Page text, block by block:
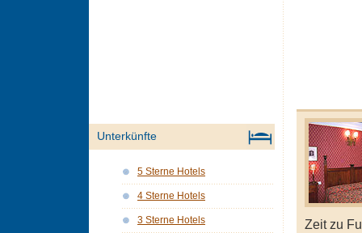
Zeit zu
Unterkünfte
5 Sterne Hotels
4 Sterne Hotels
3 Sterne Hotels